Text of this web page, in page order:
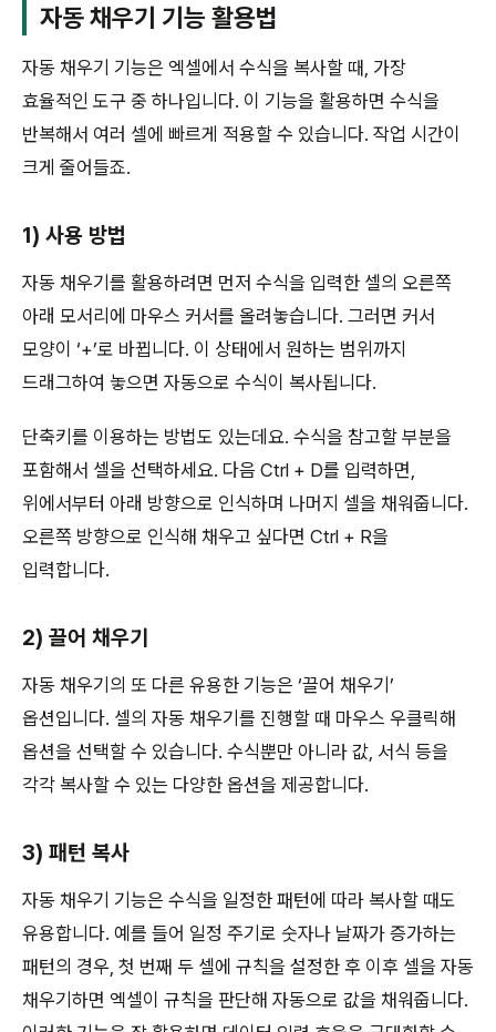
자동 채우기 기능 활용법
자동 채우기 기능은 엑셀에서 수식을 복사할 때, 가장
효율적인 도구 중 하나입니다. 이 기능을 활용하면 수식을
반복해서 여러 셀에 빠르게 적용할 수 있습니다. 작업 시간이
크게 줄어들죠.
1) 사용 방법
자동 채우기를 활용하려면 먼저 수식을 입력한 셀의 오른쪽
아래 모서리에 마우스 커서를 올려놓습니다. 그러면 커서
모양이 ‘+’로 바뀝니다. 이 상태에서 원하는 범위까지
드래그하여 놓으면 자동으로 수식이 복사됩니다.
단축키를 이용하는 방법도 있는데요. 수식을 참고할 부분을
포함해서 셀을 선택하세요. 다음 Ctrl + D를 입력하면,
위에서부터 아래 방향으로 인식하며 나머지 셀을 채워줍니다.
오른쪽 방향으로 인식해 채우고 싶다면 Ctrl + R을
입력합니다.
2) 끌어 채우기
자동 채우기의 또 다른 유용한 기능은 ‘끌어 채우기’
옵션입니다. 셀의 자동 채우기를 진행할 때 마우스 우클릭해
옵션을 선택할 수 있습니다. 수식뿐만 아니라 값, 서식 등을
각각 복사할 수 있는 다양한 옵션을 제공합니다.
3) 패턴 복사
자동 채우기 기능은 수식을 일정한 패턴에 따라 복사할 때도
유용합니다. 예를 들어 일정 주기로 숫자나 날짜가 증가하는
패턴의 경우, 첫 번째 두 셀에 규칙을 설정한 후 이후 셀을 자동
채우기하면 엑셀이 규칙을 판단해 자동으로 값을 채워줍니다.